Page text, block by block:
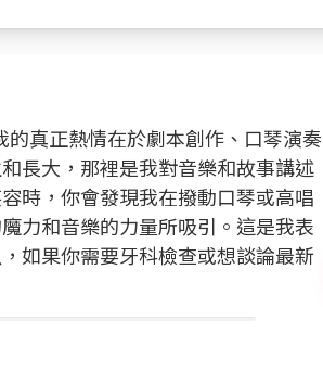
真正熱情在於劇本創作、口琴演奏
長大，那裡是我對音樂和故事講述
時，你會發現我在撥動口琴或高唱
力和音樂的力量所吸引。這是我表
如果你需要牙科檢查或想談論最新